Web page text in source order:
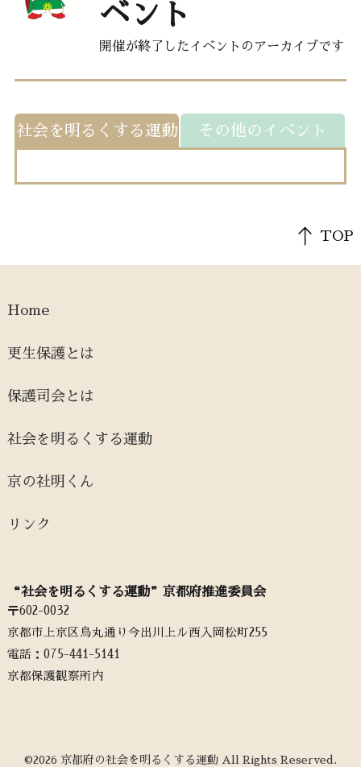
ベント
開催が終了したイベントのアーカイブです
社会を明るくする運動 その他のイベント
TOP
Home
更生保護とは
保護司会とは
社会を明るくする運動
京の社明くん
リンク
“社会を明るくする運動”京都府推進委員会
〒602-0032
京都市上京区烏丸通り今出川上ル西入岡松町255
電話：‭075-441-5141‬
京都保護観察所内
©2026 京都府の社会を明るくする運動 All Rights Reserved.